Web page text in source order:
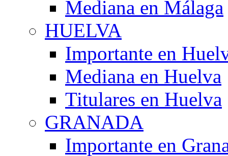
Mediana en Málaga
HUELVA
Importante en
Mediana en Huelva
Titulares en Huelva
GRANADA
Importante en